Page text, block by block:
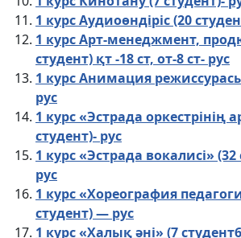
1 курс Аудиоөндіріс (20
1 курс Арт-менеджмент,
студент) қт -18 ст, от-8 ст- рус
1 курс Анимация
рус
1 курс «Эстрада оркестрінің
студент)- рус
1 курс «Эстрада вокалисі» (32
рус
1 курс «Хореография
студент) — рус
1 курс «Халық әні» (7